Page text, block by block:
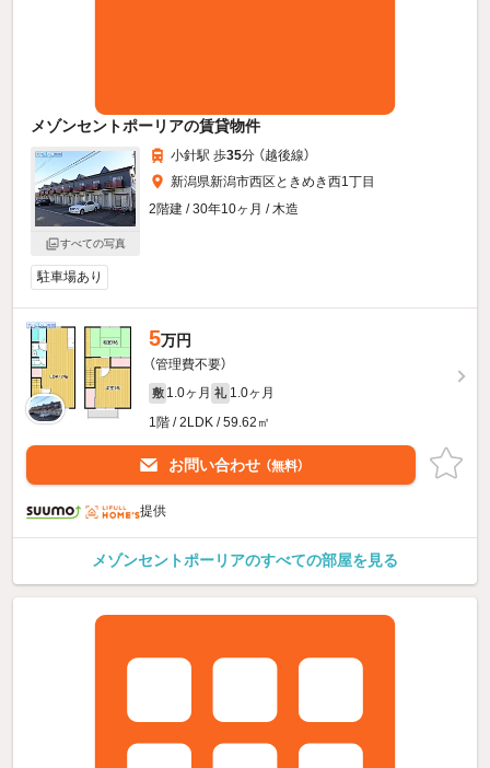
メゾンセントポーリアの賃貸物件
すべての写真
小針駅 歩35分 （越後線）
新潟県新潟市西区ときめき西1丁目
2階建 / 30年10ヶ月 / 木造
駐車場あり
5万円
（管理費不要）
敷 1.0ヶ月 礼 1.0ヶ月
1階 / 2LDK / 59.62㎡
お問い合わせ （無料）
提供
メゾンセントポーリアのすべての部屋を見る